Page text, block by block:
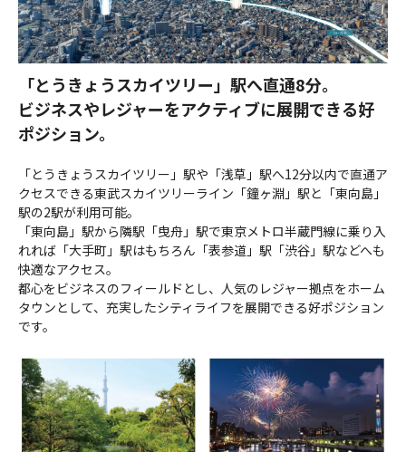
「とうきょうスカイツリー」駅へ直通8分。
ビジネスやレジャーをアクティブに展開できる好
ポジション。
「とうきょうスカイツリー」駅や「浅草」駅へ12分以内で直通ア
クセスできる東武スカイツリーライン「鐘ヶ淵」駅と「東向島」
駅の2駅が利用可能。
「東向島」駅から隣駅「曳舟」駅で東京メトロ半蔵門線に乗り入
れれば「大手町」駅はもちろん「表参道」駅「渋谷」駅などへも
快適なアクセス。
都心をビジネスのフィールドとし、人気のレジャー拠点をホーム
タウンとして、充実したシティライフを展開できる好ポジション
です。